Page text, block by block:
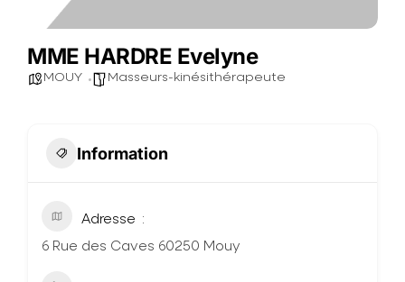
MME HARDRE Evelyne
MOUY Masseurs-kinésithérapeute
Information
Adresse
6 Rue des Caves 60250 Mouy